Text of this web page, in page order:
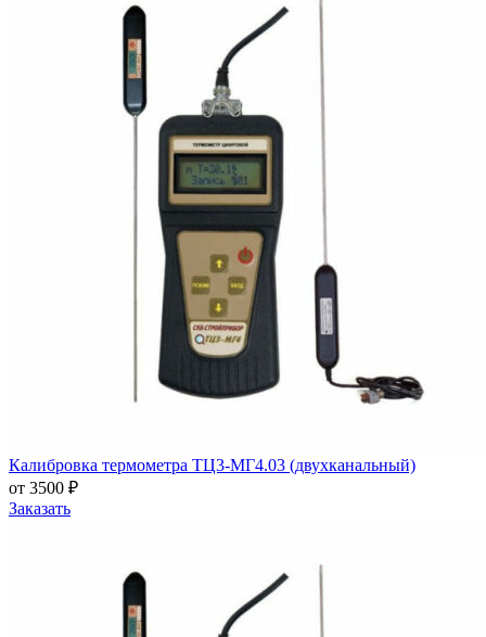
Калибровка термометра ТЦ3-МГ4.03 (двухканальный)
от 3500 ₽
Заказать